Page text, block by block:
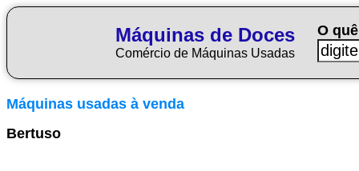
Máquinas de Doces
Comércio de Máquinas Usadas
O
Máquinas usadas à venda
Bertuso